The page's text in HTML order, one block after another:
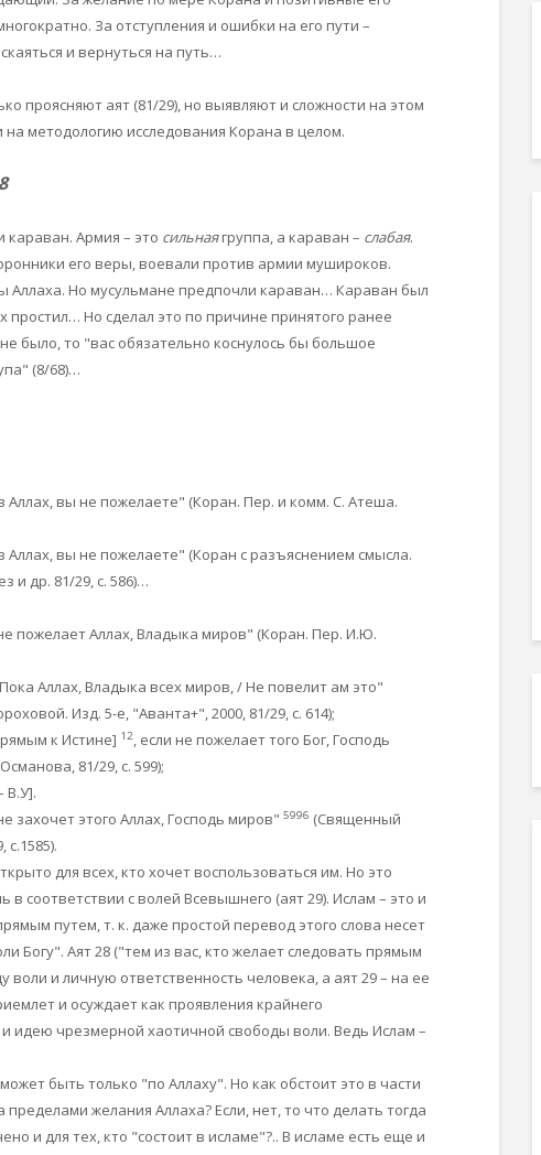
За отступления и ошибки на его пути –
и вернуться на путь…
проясняют аят (81/29), но выявляют и сложности на этом
методологию исследования Корана в целом.
караван. Армия – это сильнаягруппа, а караван – слабая.
его веры, воевали против армии мушироков.
Аллаха. Но мусульмане предпочли караван… Караван был
простил… Но сделал это по причине принятого ранее
было, то "вас обязательно коснулось бы большое
(8/68)…
вы не пожелаете" (Коран. Пер. и комм. С. Атеша.
вы не пожелаете" (Коран с разъяснением смысла.
и др. 81/29, с. 586)…
пожелает Аллах, Владыка миров" (Коран. Пер. И.Ю.
Аллах, Владыка всех миров, / Не повелит ам это"
Изд. 5-е, "Аванта+", 2000, 81/29, с. 614);
к Истине] 12, если не пожелает того Бог, Господь
81/29, с. 599);
В.У].
захочет этого Аллах, Господь миров" 5996 (Священный
для всех, кто хочет воспользоваться им. Но это
соответствии с волей Всевышнего (аят 29). Ислам – это и
путем, т. к. даже простой перевод этого слова несет
Богу". Аят 28 ("тем из вас, кто желает следовать прямым
воли и личную ответственность человека, а аят 29 – на ее
и осуждает как проявления крайнего
идею чрезмерной хаотичной свободы воли. Ведь Ислам –
быть только "по Аллаху". Но как обстоит это в части
желания Аллаха? Если, нет, то что делать тогда
и для тех, кто "состоит в исламе"?.. В исламе есть еще и